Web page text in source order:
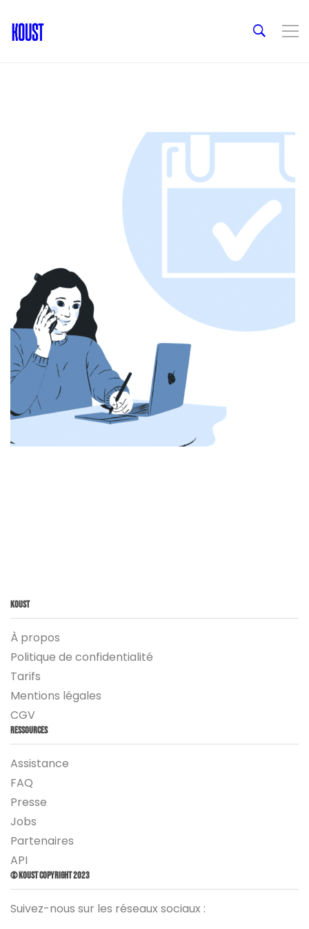
Koust
À propos
Politique de confidentialité
Tarifs
Mentions légales
CGV
Ressources
Assistance
FAQ
Presse
Jobs
Partenaires
API
© Koust Copyright 2023
Suivez-nous sur les réseaux sociaux :